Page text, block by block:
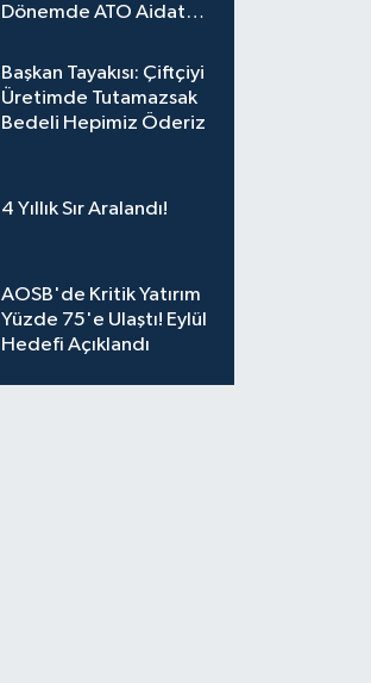
Dönemde ATO Aidat
Üyelerimize Ve
Adana'ya Yatırılacak
Başkan Tayakısı: Çiftçiyi
Üretimde Tutamazsak
Bedeli Hepimiz Öderiz
4 Yıllık Sır Aralandı!
AOSB'de Kritik Yatırım
Yüzde 75'e Ulaştı! Eylül
Hedefi Açıklandı